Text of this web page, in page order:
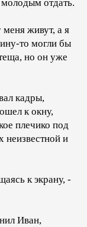
отдать.
живут, а я
то могли бы
но он уже
кадры,
к окну,
плечико под
неизвестной и
к экрану, -
Иван,